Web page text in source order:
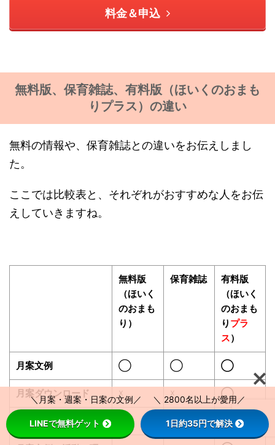
料金＆申込
無料版、保育雑誌、有料版（ほいくのおまも
りプラス）の違い
無料の情報や、保育雑誌との違いをお伝えしまし
た。
ここでは比較表と、それぞれがおすすめな人をお伝
えしていきますね。
無料版
（ほいく
のおまも
り）
保育雑誌
有料版
（ほいく
のおまも
り プラ
ス）
月案文例 ◯ ◯ ◯
月案ダウンロード ☓ ☓ ◯
月案文例２倍 △ ◯
＼月案・週案・日案の文例／ ＼ 2800名以上が愛用／
LINEで無料ゲット 1日約35円で解決